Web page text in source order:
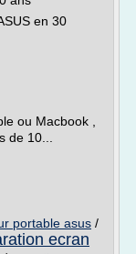
en 30
ou Macbook ,
de 10...
portable asus /
ecran